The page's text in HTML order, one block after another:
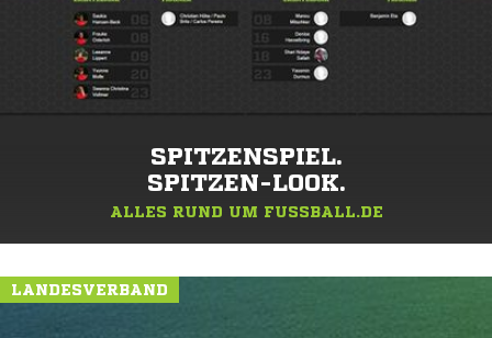
SPITZENSPIEL.
SPITZEN-LOOK.
ALLES RUND UM FUSSBALL.DE
LANDESVERBAND